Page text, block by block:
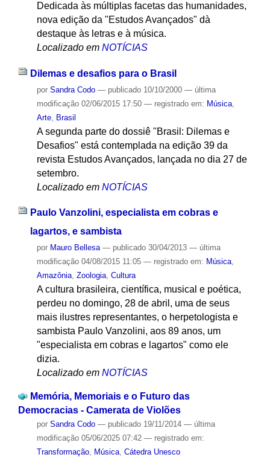
Dedicada às múltiplas facetas das humanidades,
nova edição da "Estudos Avançados" dà
destaque às letras e à música.
Localizado em NOTÍCIAS
Dilemas e desafios para o Brasil
por Sandra Codo — publicado10/10/2000 — última
modificação02/06/2015 17:50 — registrado em: Música,
Arte, Brasil
A segunda parte do dossiê "Brasil: Dilemas e
Desafios" está contemplada na edição 39 da
revista Estudos Avançados, lançada no dia 27 de
setembro.
Localizado em NOTÍCIAS
Paulo Vanzolini, especialista em cobras e
lagartos, e sambista
por Mauro Bellesa — publicado30/04/2013 — última
modificação04/08/2015 11:05 — registrado em: Música,
Amazônia, Zoologia, Cultura
A cultura brasileira, científica, musical e poética,
perdeu no domingo, 28 de abril, uma de seus
mais ilustres representantes, o herpetologista e
sambista Paulo Vanzolini, aos 89 anos, um
"especialista em cobras e lagartos" como ele
dizia.
Localizado em NOTÍCIAS
Memória, Memoriais e o Futuro das
Democracias - Camerata de Violões
por Sandra Codo — publicado19/11/2014 — última
modificação05/06/2025 07:42 — registrado em:
Transformação, Música, Cátedra Unesco